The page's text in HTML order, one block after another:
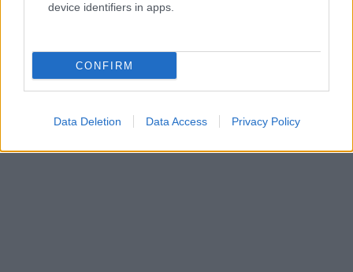
device identifiers in apps.
CONFIRM
Data Deletion Data Access Privacy Policy